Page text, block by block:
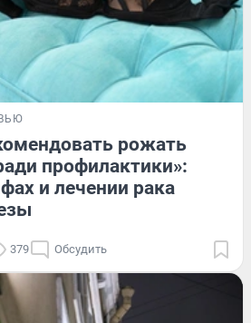
рожать
профилактики»:
и лечении рака
379 Обсудить